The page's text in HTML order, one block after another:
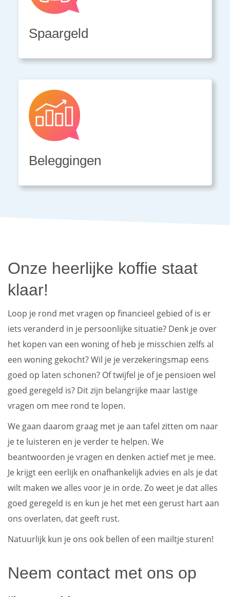
Spaargeld
Beleggingen
Onze heerlijke koffie staat
klaar!
Loop je rond met vragen op financieel gebied of is er
iets veranderd in je persoonlijke situatie? Denk je over
het kopen van een woning of heb je misschien zelfs al
een woning gekocht? Wil je je verzekeringsmap eens
goed op laten schonen? Of twijfel je of je pensioen wel
goed geregeld is? Dit zijn belangrijke maar lastige
vragen om mee rond te lopen.
We gaan daarom graag met je aan tafel zitten om naar
je te luisteren en je verder te helpen. We
beantwoorden je vragen en denken actief met je mee.
Je krijgt een eerlijk en onafhankelijk advies en als je dat
wilt maken we alles voor je in orde. Zo weet je dat alles
goed geregeld is en kun je het met een gerust hart aan
ons overlaten, dat geeft rust.
Natuurlijk kun je ons ook bellen of een mailtje sturen!
Neem contact met ons op